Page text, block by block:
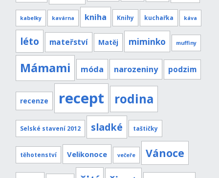
kabelky kavárna kniha Knihy kuchařka káva
léto mateřství Matěj miminko muffiny
Mámami móda narozeniny podzim
recenze recept rodina
Selské stavení 2012 sladké taštičky
těhotenství Velikonoce večeře Vánoce